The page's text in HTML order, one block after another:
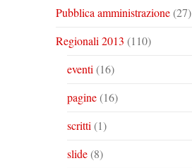
Pubblica amministrazione(27)
Regionali 2013 (110)
eventi (16)
pagine(16)
scritti (1)
slide(8)